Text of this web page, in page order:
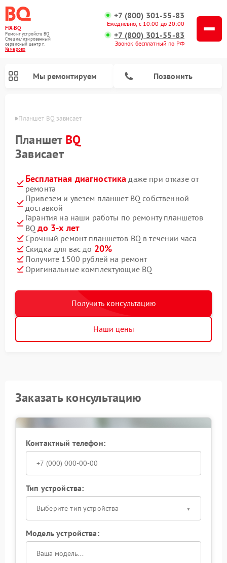
FIX-BQ
Ремонт устройств BQ
Специализированный
cервисный центр г.
Кемерово
+7 (800) 301-55-83
Ежедневно, с 10:00 до 20:00
+7 (800) 301-55-83
Звонок бесплатный по РФ
Мы ремонтируем Позвонить
Планшет BQ зависает
Планшет BQ
Зависает
Бесплатная диагностика даже при отказе от
ремонта
Привезем и увезем планшет BQ собственной
доставкой
Гарантия на наши работы по ремонту планшетов
BQдо 3-х лет
Срочный ремонт планшетов BQ в течении часа
Скидка для вас до 20%
Получите 1500 рублей на ремонт
Оригинальные комплектующие BQ
Получить консультацию
Наши цены
Заказать консультацию
Контактный телефон:
Тип устройства:
Выберите тип устройства
Модель устройства: